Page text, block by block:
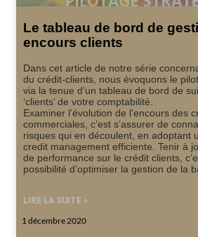
Le tableau de bord de
encours clients
Dans cet article de notre série
du crédit-clients, nous évoquons le
via la tenue d’un tableau de bord de
‘clients’ de votre comptabilité.
Examiner l’évolution de l’encours des
commerciales, c’est s’assurer de
risques qui en découlent, en adoptant
credit management efficiente. Tenir à
de performance sur le crédit clients,
possibilité d’optimiser la gestion de la
LIRE LA SUITE »
1 décembre 2020